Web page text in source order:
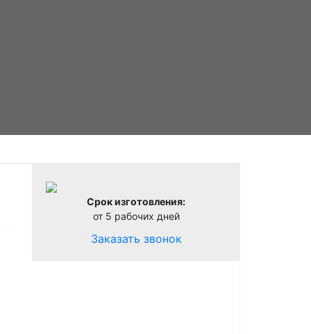
Срок изготовления:
от 5 рабочих дней
Заказать звонок